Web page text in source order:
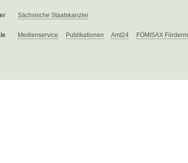
Sächsische Staatskanzlei
Medienservice Publikationen Amt24 FÖMISAX